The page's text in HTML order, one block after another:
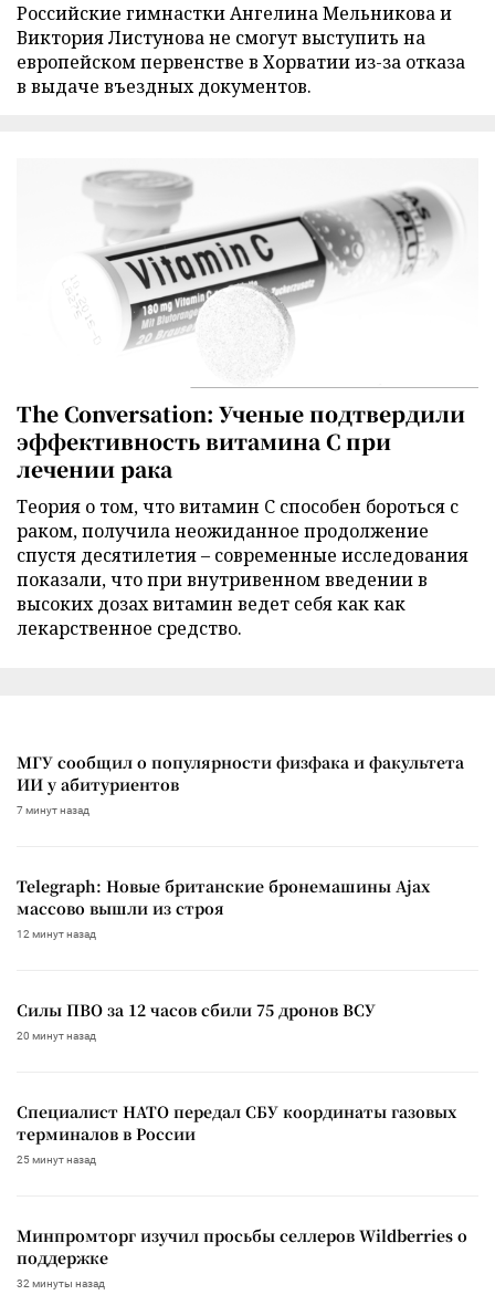
Российские гимнастки Ангелина Мельникова и
Виктория Листунова не смогут выступить на
европейском первенстве в Хорватии из-за отказа
в выдаче въездных документов.
The Conversation: Ученые подтвердили
эффективность витамина C при
лечении рака
Теория о том, что витамин C способен бороться с
раком, получила неожиданное продолжение
спустя десятилетия – современные исследования
показали, что при внутривенном введении в
высоких дозах витамин ведет себя как как
лекарственное средство.
МГУ сообщил о популярности физфака и факультета
ИИ у абитуриентов
7 минут назад
Telegraph: Новые британские бронемашины Ajax
массово вышли из строя
12 минут назад
Силы ПВО за 12 часов сбили 75 дронов ВСУ
20 минут назад
Специалист НАТО передал СБУ координаты газовых
терминалов в России
25 минут назад
Минпромторг изучил просьбы селлеров Wildberries о
поддержке
32 минуты назад